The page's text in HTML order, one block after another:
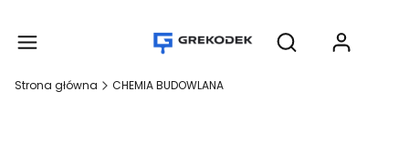
Otwórz
Strona główna CHEMIA BUDOWLANA